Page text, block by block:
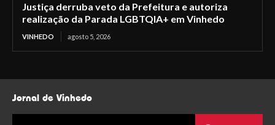
Justiça derruba veto da Prefeitura e autoriza
realização da Parada LGBTQIA+ em Vinhedo
VINHEDO agosto 5, 2026
Jornal de Vinhedo